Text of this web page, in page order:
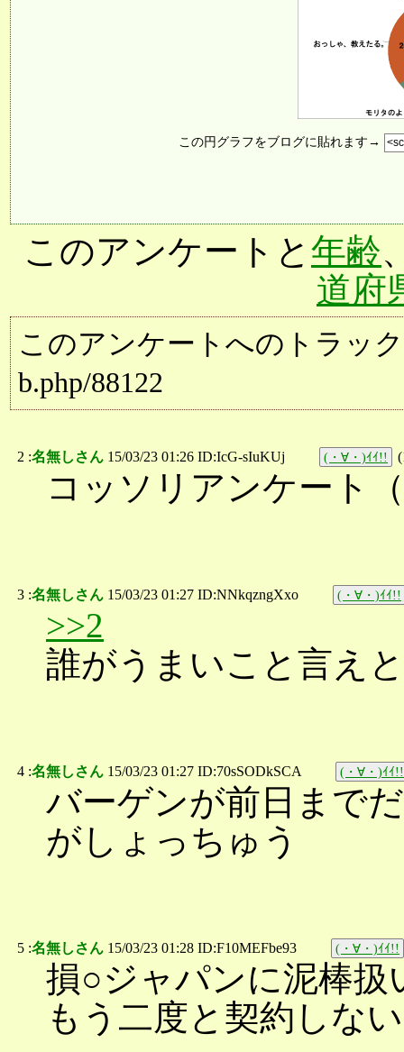
この円グラフをブログに貼れます→
このアンケートと 年齢
道府
このアンケートへのトラッ
b.php/88122
2 :名無しさん 15/03/23 01:26 ID:IcG-sIuKUj (・∀・)ｲｲ!! (
コッソリアンケート
3 :名無しさん 15/03/23 01:27 ID:NNkqzngXxo (・∀・)ｲｲ!!
>>2
誰がうまいこと言え
4 :名無しさん 15/03/23 01:27 ID:70sSODkSCA (・∀・)ｲｲ!!
バーゲンが前日まで
がしょっちゅう
5 :名無しさん 15/03/23 01:28 ID:F10MEFbe93 (・∀・)ｲｲ!!
損○ジャパンに泥棒扱
もう二度と契約しない